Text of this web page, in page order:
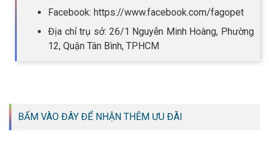
Facebook: https://www.facebook.com/fagopet
Địa chỉ trụ sở: 26/1 Nguyễn Minh Hoàng, Phường
12, Quận Tân Bình, TPHCM
BẤM VÀO ĐÂY ĐỂ NHẬN THÊM ƯU ĐÃI